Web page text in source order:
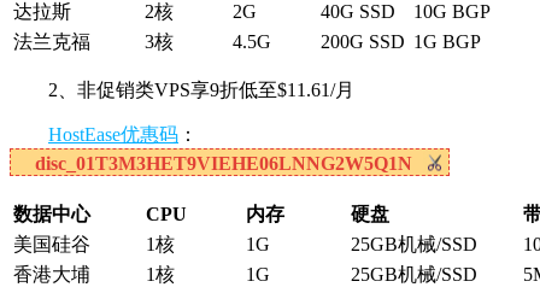
达拉斯
2核 2G 40G SSD
10G BGP
法兰克福
3核 4.5G 200G SSD 1G BGP
2、非促销类VPS享9折低至$11.61/月
HostEase优惠码 ：
disc_01T3M3HET9VIEHE06LNNG2W5Q1N
数据中心 CPU 内存 硬盘
美国硅谷
1核 1G 25GB机械/SSD
香港大埔
1核 1G 25GB机械/SSD